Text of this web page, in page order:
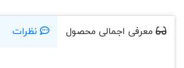
معرفی اجمالی محصول نظرات